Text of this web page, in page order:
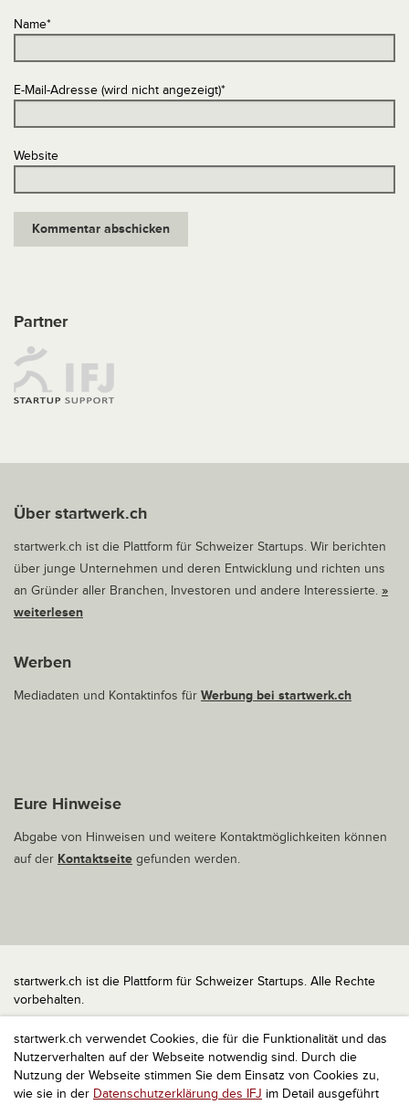
startwerk.ch verwendet Cookies, die für die Funktionalität und das
Nutzerverhalten auf der Webseite notwendig sind. Durch die
Nutzung der Webseite stimmen Sie dem Einsatz von Cookies zu,
wie sie in der Datenschutzerklärung des IFJ im Detail ausgeführt
Name*
E-Mail-Adresse (wird nicht angezeigt)*
Website
Partner
Über startwerk.ch
startwerk.ch ist die Plattform für Schweizer Startups. Wir berichten
über junge Unternehmen und deren Entwicklung und richten uns
an Gründer aller Branchen, Investoren und andere Interessierte. »
weiterlesen
Werben
Mediadaten und Kontaktinfos für Werbung bei startwerk.ch
Eure Hinweise
Abgabe von Hinweisen und weitere Kontaktmöglichkeiten können
auf der Kontaktseite gefunden werden.
startwerk.ch ist die Plattform für Schweizer Startups. Alle Rechte
vorbehalten.
Impressum
Kontakt
nach oben